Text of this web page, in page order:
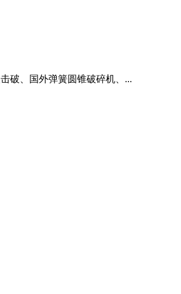
破、国外弹簧圆锥破碎机、...